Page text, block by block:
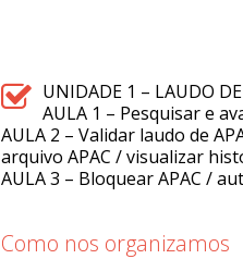
UNIDADE 1 – LAUDO
AULA 1 – Pesquisar e
AULA 2 – Validar laudo de
arquivo APAC / visualizar
AULA 3 – Bloquear APAC /
Como nos organizamos